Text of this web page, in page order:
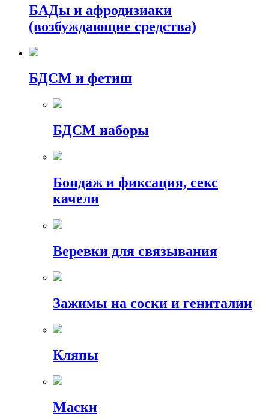
БАДы и афродизиаки
(возбуждающие средства)
БДСМ и фетиш
БДСМ наборы
Бондаж и фиксация, секс
качели
Веревки для связывания
Зажимы на соски и гениталии
Кляпы
Маски